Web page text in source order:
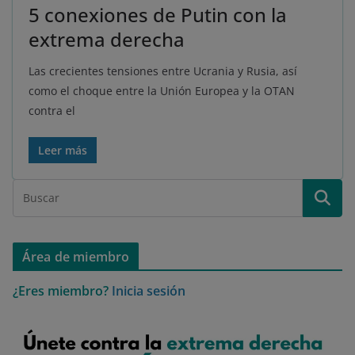
5 conexiones de Putin con la
extrema derecha
Las crecientes tensiones entre Ucrania y Rusia, así
como el choque entre la Unión Europea y la OTAN
contra el
Leer más
Área de miembro
¿Eres miembro? Inicia sesión